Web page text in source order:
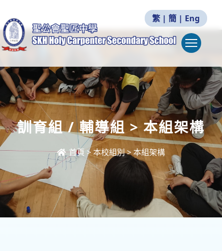
繁 | 簡 | Eng
訓育組 / 輔導組 > 本組架構
首頁 >本校組別>本組架構